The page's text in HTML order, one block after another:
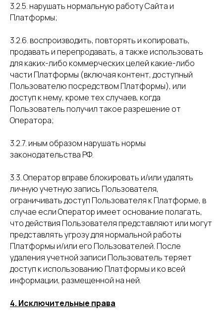
3.2.5. нарушать нормальную работу Сайта и
Платформы;
3.2.6. воспроизводить, повторять и копировать,
продавать и перепродавать, а также использовать
для каких-либо коммерческих целей какие-либо
части Платформы (включая контент, доступный
Пользователю посредством Платформы), или
доступ к нему, кроме тех случаев, когда
Пользователь получил такое разрешение от
Оператора;
3.2.7. иным образом нарушать нормы
законодательства РФ.
3.3. Оператор вправе блокировать и/или удалять
личную учетную запись Пользователя,
ограничивать доступ Пользователя к Платформе, в
случае если Оператор имеет основание полагать,
что действия Пользователя представляют или могут
представлять угрозу для нормальной работы
Платформы и/или его Пользователей. После
удаления учетной записи Пользователь теряет
доступ к использованию Платформы и ко всей
информации, размещенной на ней.
4. Исключительные права